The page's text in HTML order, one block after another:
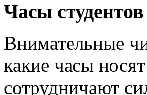
Часы
Внимательные
какие часы носят
сотрудничают